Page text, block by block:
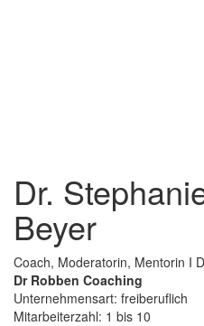
Dr.
Beyer
Coach, Moderatorin, Mentorin I
Dr Robben Coaching
Unternehmensart: freiberuflich
Mitarbeiterzahl: 1 bis 10